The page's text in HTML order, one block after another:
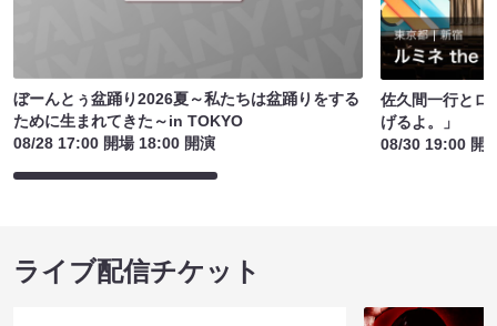
ぼーんとぅ盆踊り2026夏～私たちは盆踊りをする
ために生まれてきた～in TOKYO
08/28 17:00 開場 18:00 開演
佐久間一行とロ
げるよ。」
08/30 19:00 開
ライブ配信チケット